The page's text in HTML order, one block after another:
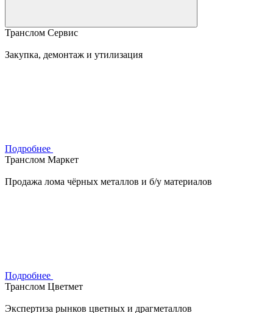
Транслом Сервис
Закупка, демонтаж и утилизация
Подробнее
Транслом Маркет
Продажа лома чёрных металлов и б/у материалов
Подробнее
Транслом Цветмет
Экспертиза рынков цветных и драгметаллов